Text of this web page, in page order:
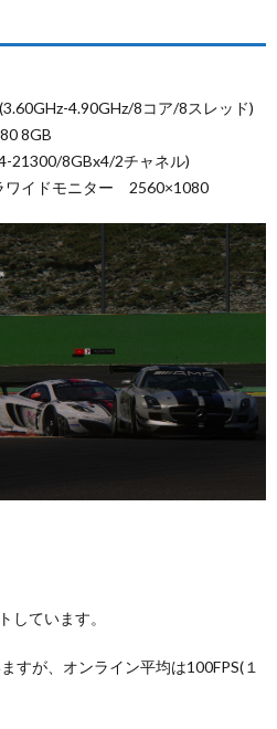
4.90GHz/8コア/8スレッド)
8GB
21300/8GBx4/2チャネル)
イドモニター 2560×1080
ています。
すが、オンライン平均は100FPS(１